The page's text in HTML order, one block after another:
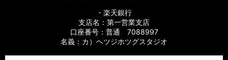
・楽天銀行
支店名：第一営業支店
口座番号：普通 7088997
名義：カ）ヘツジホツグスタジオ